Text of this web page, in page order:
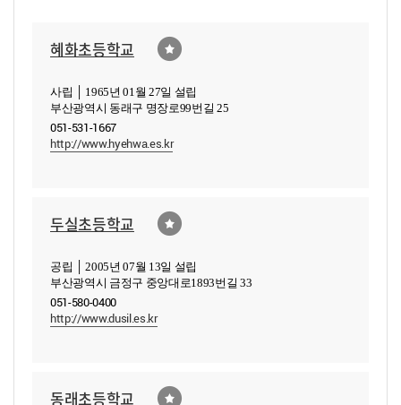
혜화초등학교
사립 │ 1965년 01월 27일 설립
부산광역시 동래구 명장로99번길 25
051-531-1667
http://www.hyehwa.es.kr
두실초등학교
공립 │ 2005년 07월 13일 설립
부산광역시 금정구 중앙대로1893번길 33
051-580-0400
http://www.dusil.es.kr
동래초등학교